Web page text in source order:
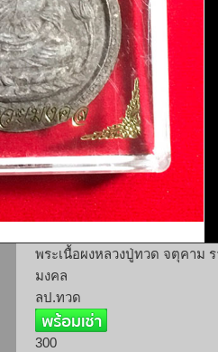
พระเนื้อผงหลวงปู่ทวด จตุคาม
มงคล
ลป.ทวด
300